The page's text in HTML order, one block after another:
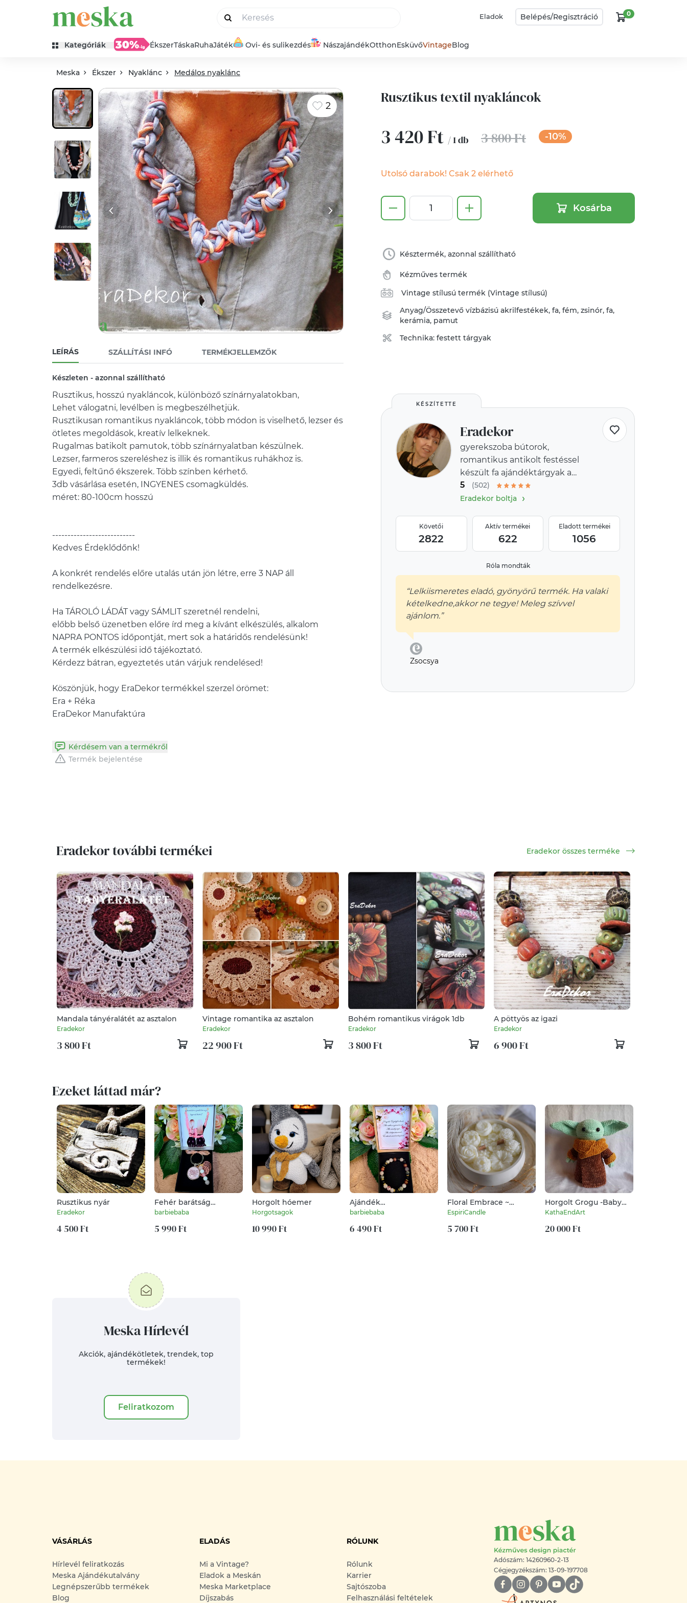
Eladok Belépés/Regisztráció 0
Kategóriák ÉkszerTáskaRuhaJáték Ovi- és sulikezdés NászajándékOtthonEsküvőVintageBlog
Meska Ékszer Nyaklánc Medálos nyaklánc
2
LEÍRÁS SZÁLLÍTÁSI INFÓ TERMÉKJELLEMZŐK
Készleten - azonnal szállítható
Rusztikus, hosszú nyakláncok, különböző színárnyalatokban,
Lehet válogatni, levélben is megbeszélhetjük.
Rusztikusan romantikus nyakláncok, több módon is viselhető, lezser és
ötletes megoldások, kreatív lelkeknek.
Rugalmas batikolt pamutok, több színárnyalatban készülnek.
Lezser, farmeros szereléshez is illik és romantikus ruhákhoz is.
Egyedi, feltűnő ékszerek. Több színben kérhető.
3db vásárlása esetén, INGYENES csomagküldés.
méret: 80-100cm hosszú
---------------------------
Kedves Érdeklődőnk!
A konkrét rendelés előre utalás után jön létre, erre 3 NAP áll
rendelkezésre.
Ha TÁROLÓ LÁDÁT vagy SÁMLIT szeretnél rendelni,
előbb belső üzenetben előre írd meg a kívánt elkészülés, alkalom
NAPRA PONTOS időpontját, mert sok a határidős rendelésünk!
A termék elkészülési idő tájékoztató.
Kérdezz bátran, egyeztetés után várjuk rendelésed!
Köszönjük, hogy EraDekor termékkel szerzel örömet:
Era + Réka
EraDekor Manufaktúra
Kérdésem van a termékről
Termék bejelentése
Rusztikus textil nyakláncok
3 420 Ft / 1 db 3 800 Ft -10%
Utolsó darabok! Csak 2 elérhető
Kosárba
Késztermék, azonnal szállítható
Kézműves termék
Vintage stílusú termék (Vintage stílusú)
Anyag/Összetevővízbázisú akrilfestékek,fa,fém,zsinór,fa,
kerámia, pamut
Technika:festett tárgyak
KÉSZÍTETTE
Eradekor
gyerekszoba bútorok,
romantikus antikolt festéssel
készült fa ajándéktárgyak a
provence-i stílus jegyében
5
(502)
Eradekor boltja
›
Követői
2822
Aktív termékei
622
Eladott termékei
1056
Róla mondták
“Lelkiismeretes eladó, gyönyörű termék. Ha valaki
kételkedne,akkor ne tegye! Meleg szívvel
ajánlom.”
Zsocsya
Eradekor további termékei Eradekor összes terméke
Mandala tányéralátét az asztalon
Eradekor
3 800 Ft
Vintage romantika az asztalon
Eradekor
22 900 Ft
Bohém romantikus virágok 1db
Eradekor
3 800 Ft
A pöttyös az igazi
Eradekor
6 900 Ft
Ezeket láttad már?
Rusztikus nyár
Eradekor
4 500 Ft
Fehér barátság
kulcstartó
barbiebaba
5 990 Ft
Horgolt hóemer
Horgotsagok
10 990 Ft
Ajándék
osztályfőnöknek
barbiebaba
6 490 Ft
Floral Embrace ~
Természetes szójaviasz
illatgyertya kerámia
tégelyben -Nőnapi
EspiriCandle
5 700 Ft
Horgolt Grogu -Baby
Yoda
KathaEndArt
20 000 Ft
Meska Hírlevél
Akciók, ajándékötletek, trendek, top
termékek!
Feliratkozom
VÁSÁRLÁS
Hírlevél feliratkozás
Meska Ajándékutalvány
Legnépszerűbb termékek
Blog
ELADÁS
Mi a Vintage?
Eladok a Meskán
Meska Marketplace
Díjszabás
RÓLUNK
Rólunk
Karrier
Sajtószoba
Felhasználási feltételek
Adószám: 14260960-2-13
Cégjegyzékszám: 13-09-197708